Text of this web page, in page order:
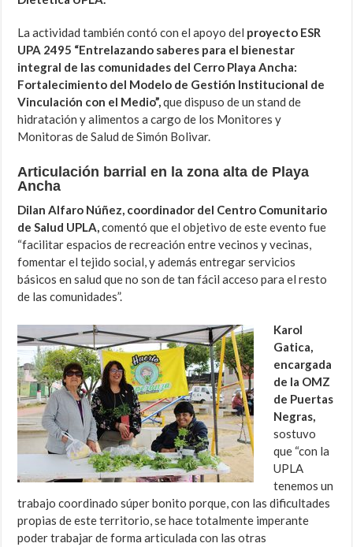
La actividad también contó con el apoyo del proyecto ESR
UPA 2495 “Entrelazando saberes para el bienestar
integral de las comunidades del Cerro Playa Ancha:
Fortalecimiento del Modelo de Gestión Institucional de
Vinculación con el Medio”,que dispuso de un stand de
hidratación y alimentos a cargo de los Monitores y
Monitoras de Salud de Simón Bolivar.
Articulación barrial en la zona alta de Playa
Ancha
Dilan Alfaro Núñez, coordinador del Centro Comunitario
de Salud UPLA,comentó que el objetivo de este evento fue
“facilitar espacios de recreación entre vecinos y vecinas,
fomentar el tejido social, y además entregar servicios
básicos en salud que no son de tan fácil acceso para el resto
de las comunidades”.
Karol
Gatica,
encargada
de la OMZ
de Puertas
Negras,
sostuvo
que “con la
UPLA
tenemos un
trabajo coordinado súper bonito porque, con las dificultades
propias de este territorio, se hace totalmente imperante
poder trabajar de forma articulada con las otras